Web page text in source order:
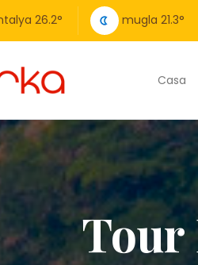
26.2° mugla 21.3°
Casa
Tour